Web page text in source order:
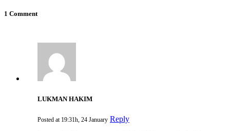
1 Comment
LUKMAN HAKIM
Posted at 19:31h, 24 January Reply